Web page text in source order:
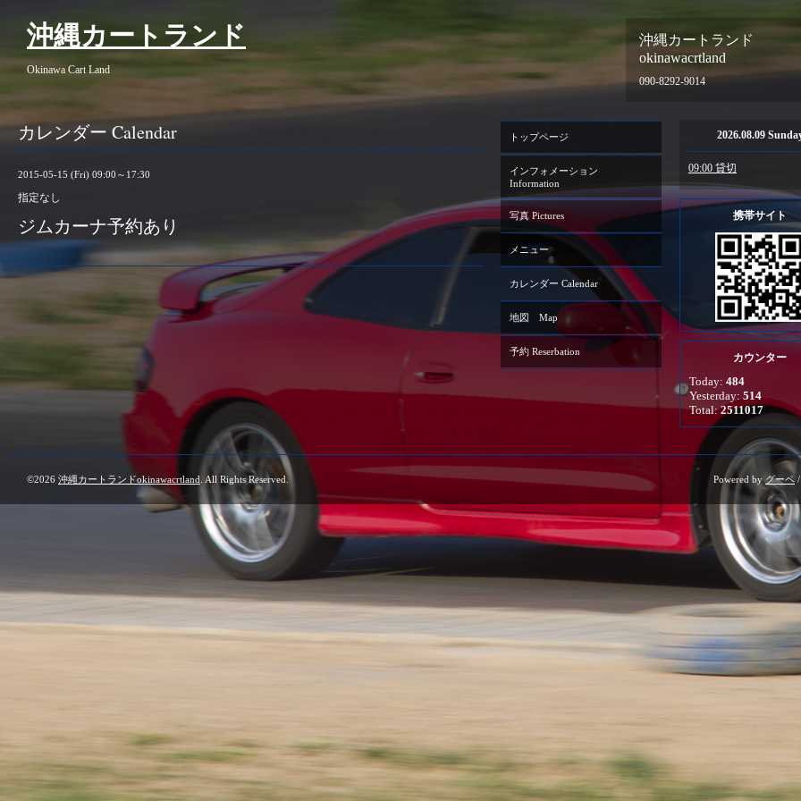
沖縄カートランド
okinawacrtland
090-8292-9014
沖縄カートランド
Okinawa Cart Land
カレンダー Calendar
2015-05-15 (Fri) 09:00～17:30
指定なし
ジムカーナ予約あり
トップページ
インフォメーション
Information
写真 Pictures
メニュー
カレンダー Calendar
地図 Map
予約 Reserbation
2026.08.09
09:00 貸切
携帯サイト
カウンター
Today: 484
Yesterday: 514
Total:2511017
©2026 沖縄カートランドokinawacrtland . All Rights Reserved. Powered by グーペ